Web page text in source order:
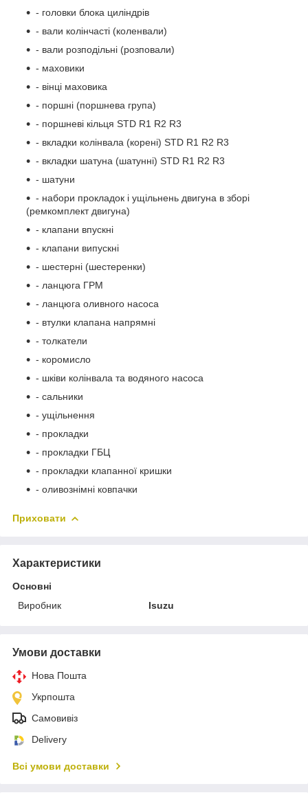
- головки блока циліндрів
- вали колінчасті (коленвали)
- вали розподільні (розповали)
- маховики
- вінці маховика
- поршні (поршнева група)
- поршневі кільця STD R1 R2 R3
- вкладки колінвала (корені) STD R1 R2 R3
- вкладки шатуна (шатунні) STD R1 R2 R3
- шатуни
- набори прокладок і ущільнень двигуна в зборі
(ремкомплект двигуна)
- клапани впускні
- клапани випускні
- шестерні (шестеренки)
- ланцюга ГРМ
- ланцюга оливного насоса
- втулки клапана напрямні
- толкатели
- коромисло
- шківи колінвала та водяного насоса
- сальники
- ущільнення
- прокладки
- прокладки ГБЦ
- прокладки клапанної кришки
- оливознімні ковпачки
Приховати
Характеристики
Основні
Виробник
Isuzu
Умови доставки
Нова Пошта
Укрпошта
Самовивіз
Delivery
Всі умови доставки